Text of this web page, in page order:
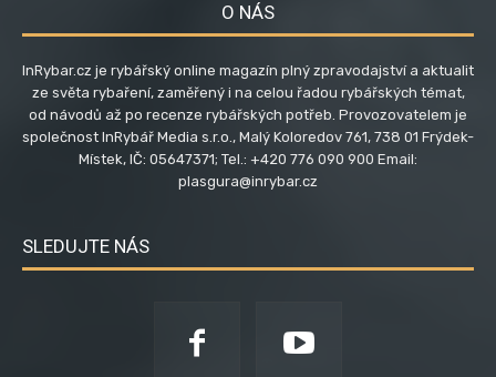
O NÁS
InRybar.cz je rybářský online magazín plný zpravodajství a aktualit
ze světa rybaření, zaměřený i na celou řadou rybářských témat,
od návodů až po recenze rybářských potřeb. Provozovatelem je
společnost InRybář Media s.r.o., Malý Koloredov 761, 738 01 Frýdek-
Místek, IČ: 05647371; Tel.: +420 776 090 900 Email:
plasgura@inrybar.cz
SLEDUJTE NÁS